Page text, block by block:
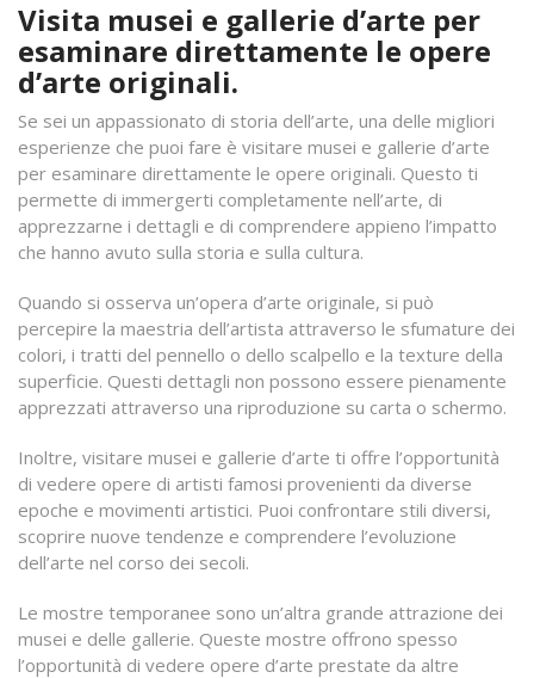
Visita musei e gallerie d’arte per
esaminare direttamente le opere
d’arte originali.
Se sei un appassionato di storia dell’arte, una delle migliori
esperienze che puoi fare è visitare musei e gallerie d’arte
per esaminare direttamente le opere originali. Questo ti
permette di immergerti completamente nell’arte, di
apprezzarne i dettagli e di comprendere appieno l’impatto
che hanno avuto sulla storia e sulla cultura.
Quando si osserva un’opera d’arte originale, si può
percepire la maestria dell’artista attraverso le sfumature dei
colori, i tratti del pennello o dello scalpello e la texture della
superficie. Questi dettagli non possono essere pienamente
apprezzati attraverso una riproduzione su carta o schermo.
Inoltre, visitare musei e gallerie d’arte ti offre l’opportunità
di vedere opere di artisti famosi provenienti da diverse
epoche e movimenti artistici. Puoi confrontare stili diversi,
scoprire nuove tendenze e comprendere l’evoluzione
dell’arte nel corso dei secoli.
Le mostre temporanee sono un’altra grande attrazione dei
musei e delle gallerie. Queste mostre offrono spesso
l’opportunità di vedere opere d’arte prestate da altre